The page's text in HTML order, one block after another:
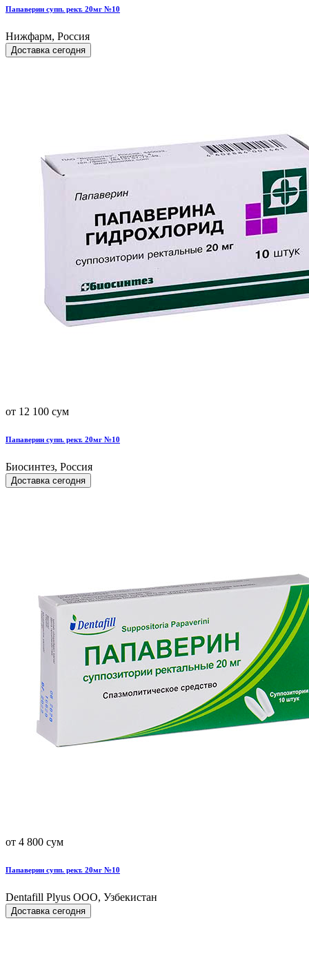
Папаверин супп. рект. 20мг №10
Нижфарм, Россия
Доставка сегодня
от 12 100 сум
Папаверин супп. рект. 20мг №10
Биосинтез, Россия
Доставка сегодня
от 4 800 сум
Папаверин супп. рект. 20мг №10
Dentafill Plyus OOO, Узбекистан
Доставка сегодня